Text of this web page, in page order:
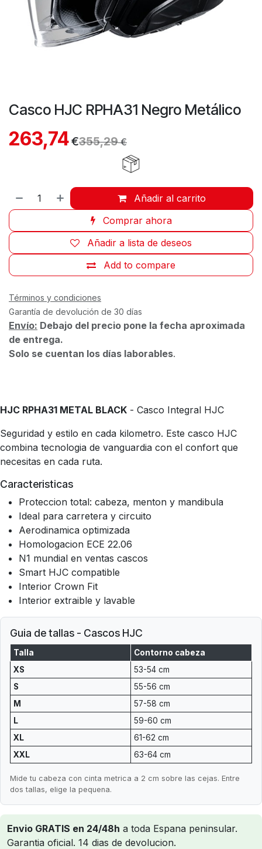
Casco HJC RPHA31 Negro Metálico
263,74€355,29€
Añadir al carrito
Comprar ahora
Add to compare
Añadir a lista de deseos
Términos y condiciones
Garantía de devolución de 30 días
Envío: Debajo del precio pone la fecha aproximada
de entrega.
Solo se cuentan los días laborables.
HJC RPHA31 METAL BLACK - Casco Integral HJC
Seguridad y estilo en cada kilometro. Este casco HJC
combina tecnologia de vanguardia con el confort que
necesitas en cada ruta.
Caracteristicas
Proteccion total: cabeza, menton y mandibula
Ideal para carretera y circuito
Aerodinamica optimizada
Homologacion ECE 22.06
N1 mundial en ventas cascos
Smart HJC compatible
Interior Crown Fit
Interior extraible y lavable
Guia de tallas - Cascos HJC
Talla
Contorno cabeza
XS
53-54 cm
S
55-56 cm
M
57-58 cm
L
59-60 cm
XL
61-62 cm
XXL
63-64 cm
Mide tu cabeza con cinta metrica a 2 cm sobre las cejas. Entre
dos tallas, elige la pequena.
Envio GRATIS en 24/48h a toda Espana peninsular.
Garantia oficial. 14 dias de devolucion.